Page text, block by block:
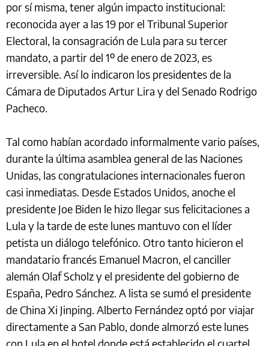
por sí misma, tener algún impacto institucional:
reconocida ayer a las 19 por el Tribunal Superior
Electoral, la consagración de Lula para su tercer
mandato, a partir del 1º de enero de 2023, es
irreversible. Así lo indicaron los presidentes de la
Cámara de Diputados Artur Lira y del Senado Rodrigo
Pacheco.
Tal como habían acordado informalmente vario países,
durante la última asamblea general de las Naciones
Unidas, las congratulaciones internacionales fueron
casi inmediatas. Desde Estados Unidos, anoche el
presidente Joe Biden le hizo llegar sus felicitaciones a
Lula y la tarde de este lunes mantuvo con el líder
petista un diálogo telefónico. Otro tanto hicieron el
mandatario francés Emanuel Macron, el canciller
alemán Olaf Scholz y el presidente del gobierno de
España, Pedro Sánchez. A lista se sumó el presidente
de China Xi Jinping. Alberto Fernández optó por viajar
directamente a San Pablo, donde almorzó este lunes